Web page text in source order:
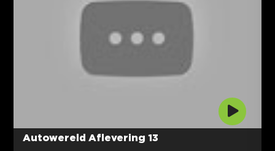
Autowereld Aflevering 13